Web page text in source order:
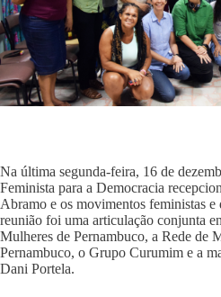
Na última segunda-feira, 16 de
Feminista para a Democracia
Abramo e os movimentos feministas e
reunião foi uma articulação conjunta
Mulheres de Pernambuco, a Rede de
Pernambuco, o Grupo Curumim e a
Dani Portela.